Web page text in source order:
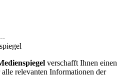
verschafft Ihnen einen
relevanten Informationen der